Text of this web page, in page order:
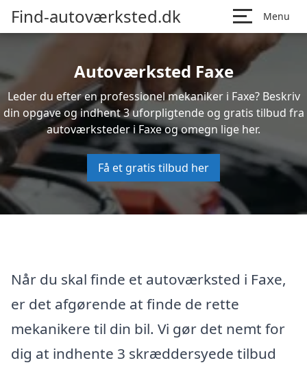
Find-autoværksted.dk Menu
Autoværksted Faxe
Leder du efter en professionel mekaniker i Faxe? Beskriv
din opgave og indhent 3 uforpligtende og gratis tilbud fra
autoværksteder i Faxe og omegn lige her.
Få et gratis tilbud her
Når du skal finde et autoværksted i Faxe,
er det afgørende at finde de rette
mekanikere til din bil. Vi gør det nemt for
dig at indhente 3 skræddersyede tilbud